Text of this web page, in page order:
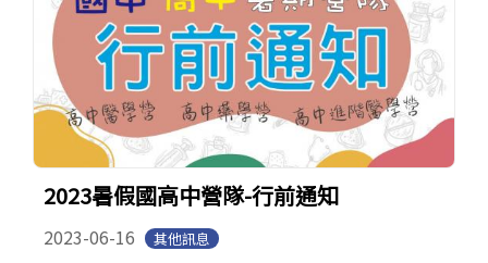
2023暑假國高中營隊-行前通知
2023-06-16 其他訊息